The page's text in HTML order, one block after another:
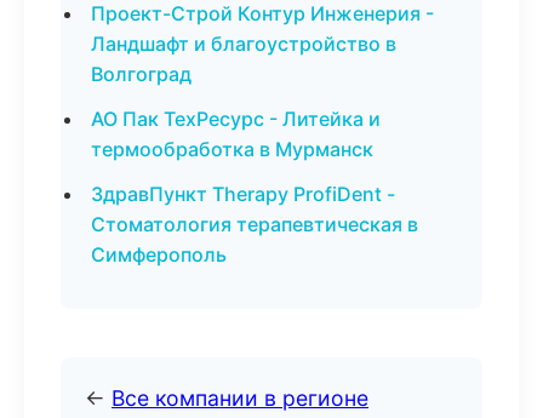
Проект-Строй Контур Инженерия -
Ландшафт и благоустройство в
Волгоград
АО Пак ТехРесурс - Литейка и
термообработка в Мурманск
ЗдравПункт Therapy ProfiDent -
Стоматология терапевтическая в
Симферополь
← Все компании в регионе